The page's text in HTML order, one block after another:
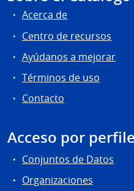
Acerca de
Centro de recursos
Ayúdanos a mejorar
Términos de uso
Contacto
Acceso por
Conjuntos de Datos
Organizaciones